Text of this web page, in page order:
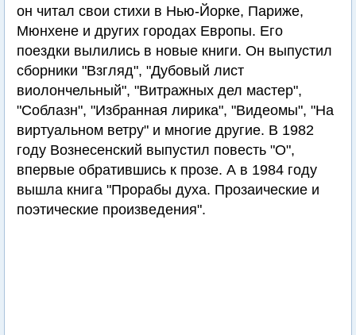
он читал свои стихи в Нью-Йорке, Париже,
Мюнхене и других городах Европы. Его
поездки вылились в новые книги. Он выпустил
сборники "Взгляд", "Дубовый лист
виолончельный", "Витражных дел мастер",
"Соблазн", "Избранная лирика", "Видеомы", "На
виртуальном ветру" и многие другие. В 1982
году Вознесенский выпустил повесть "О",
впервые обратившись к прозе. А в 1984 году
вышла книга "Прорабы духа. Прозаические и
поэтические произведения".